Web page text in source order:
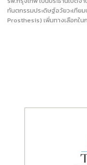
ทันตกรรมประดิษฐ์อวัยวะเทีย
Prosthesis) เพิ่มทางเลือกใน